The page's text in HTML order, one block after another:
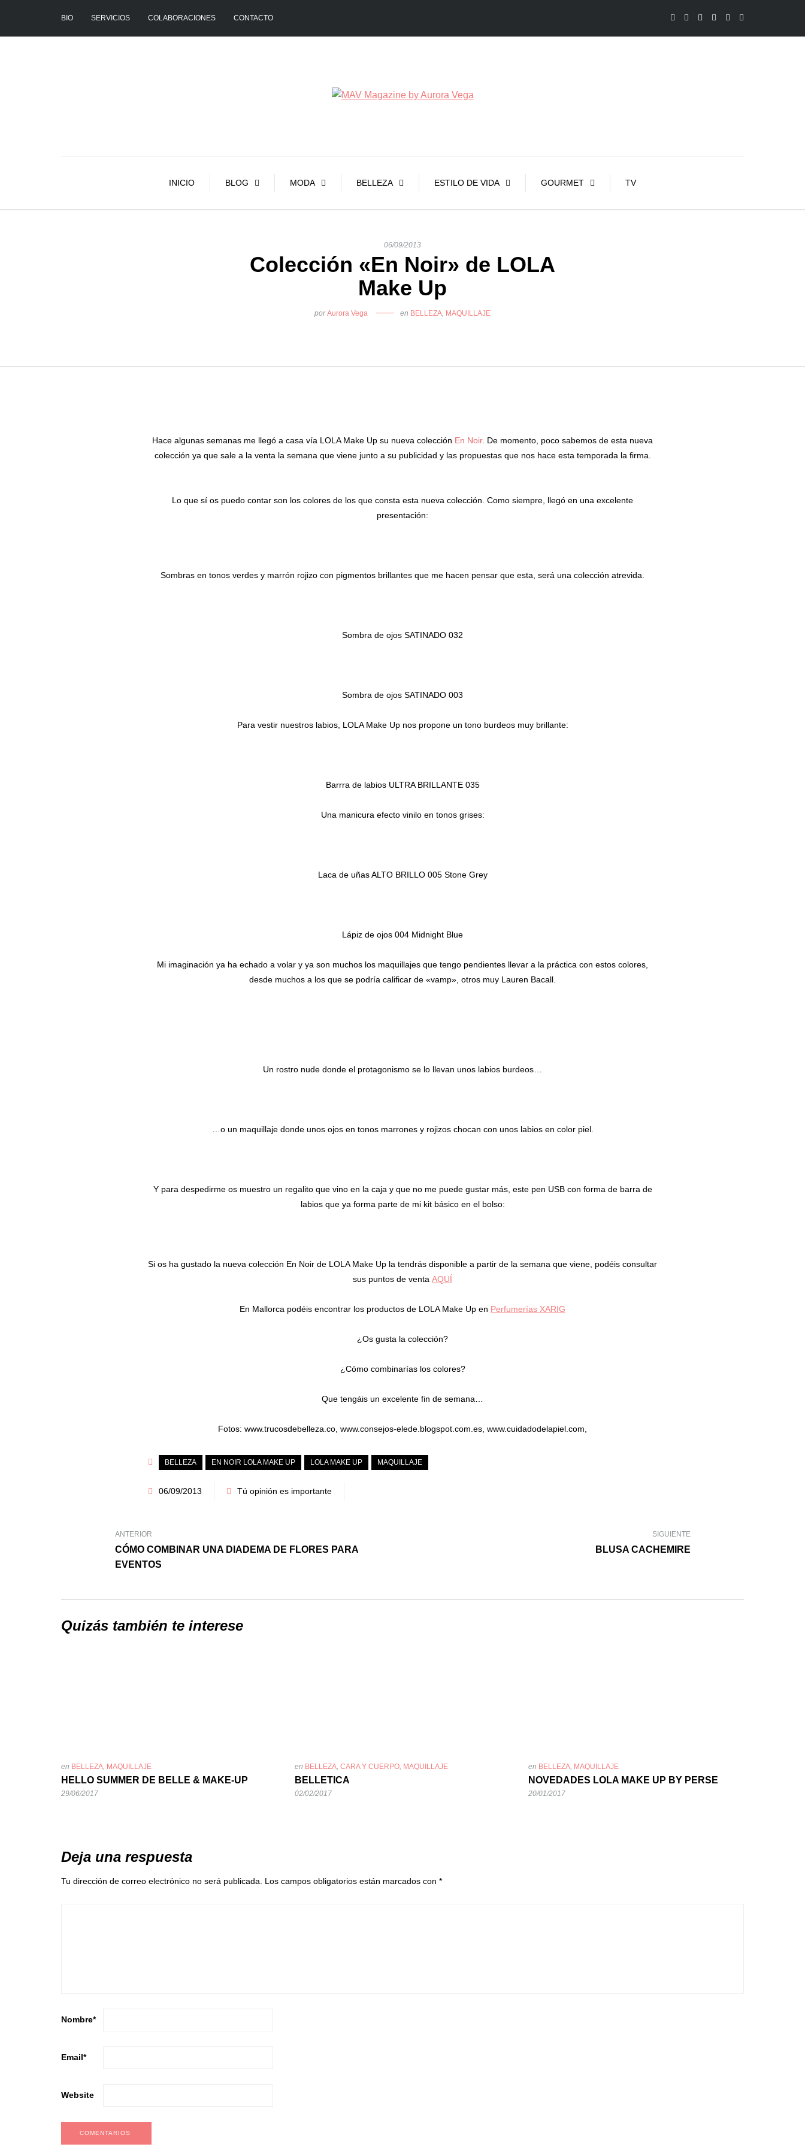
BIO SERVICIOS COLABORACIONES CONTACTO
INICIO BLOG MODA BELLEZA ESTILO DE VIDA GOURMET TV
06/09/2013
Colección «En Noir» de LOLA
Make Up
porAurora Vega en BELLEZA, MAQUILLAJE
Hace algunas semanas me llegó a casa vía LOLA Make Up su nueva colección En Noir. De momento, poco sabemos de esta nueva
colección ya que sale a la venta la semana que viene junto a su publicidad y las propuestas que nos hace esta temporada la firma.
Lo que sí os puedo contar son los colores de los que consta esta nueva colección. Como siempre, llegó en una excelente
presentación:
Sombras en tonos verdes y marrón rojizo con pigmentos brillantes que me hacen pensar que esta, será una colección atrevida.
Sombra de ojos SATINADO 032
Sombra de ojos SATINADO 003
Para vestir nuestros labios, LOLA Make Up nos propone un tono burdeos muy brillante:
Barrra de labios ULTRA BRILLANTE 035
Una manicura efecto vinilo en tonos grises:
Laca de uñas ALTO BRILLO 005 Stone Grey
Lápiz de ojos 004 Midnight Blue
Mi imaginación ya ha echado a volar y ya son muchos los maquillajes que tengo pendientes llevar a la práctica con estos colores,
desde muchos a los que se podría calificar de «vamp», otros muy Lauren Bacall.
Un rostro nude donde el protagonismo se lo llevan unos labios burdeos…
…o un maquillaje donde unos ojos en tonos marrones y rojizos chocan con unos labios en color piel.
Y para despedirme os muestro un regalito que vino en la caja y que no me puede gustar más, este pen USB con forma de barra de
labios que ya forma parte de mi kit básico en el bolso:
Si os ha gustado la nueva colección En Noir de LOLA Make Up la tendrás disponible a partir de la semana que viene, podéis consultar
sus puntos de venta AQUÍ
En Mallorca podéis encontrar los productos de LOLA Make Up en Perfumerías XARIG
¿Os gusta la colección?
¿Cómo combinarías los colores?
Que tengáis un excelente fin de semana…
Fotos: www.trucosdebelleza.co, www.consejos-elede.blogspot.com.es, www.cuidadodelapiel.com,
BELLEZA EN NOIR LOLA MAKE UP LOLA MAKE UP MAQUILLAJE
06/09/2013 Tú opinión es importante
ANTERIOR
CÓMO COMBINAR UNA DIADEMA DE FLORES PARA
EVENTOS
SIGUIENTE
BLUSA CACHEMIRE
Quizás también te interese
en BELLEZA, MAQUILLAJE
HELLO SUMMER DE BELLE & MAKE-UP
29/06/2017
en BELLEZA, CARA Y CUERPO, MAQUILLAJE
BELLETICA
02/02/2017
en BELLEZA, MAQUILLAJE
NOVEDADES LOLA MAKE UP BY PERSE
20/01/2017
Deja una respuesta
Tu dirección de correo electrónico no será publicada. Los campos obligatorios están marcados con *
Nombre*
Email*
Website